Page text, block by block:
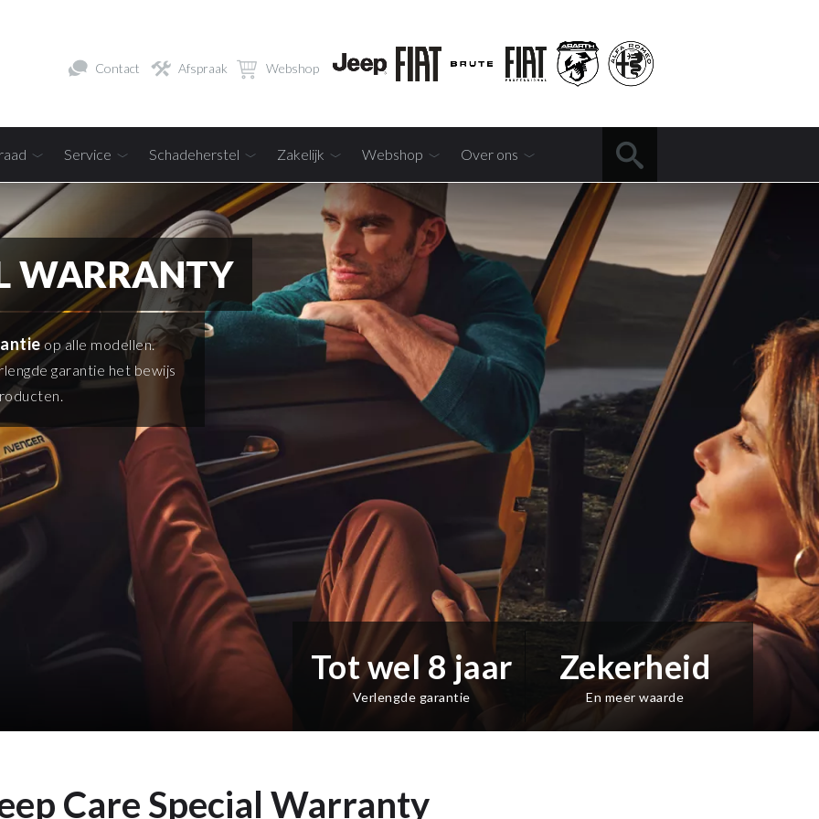
Contact Afspraak Webshop
Service Schadeherstel Zakelijk Webshop Over ons
WARRANTY
op alle modellen.
garantie het bewijs
Tot wel 8 jaar
Verlengde garantie
Zekerheid
En meer waarde
Care Special Warranty